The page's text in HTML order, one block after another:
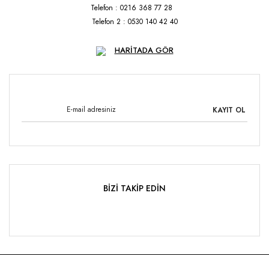
Telefon : 0216 368 77 28
Telefon 2 : 0530 140 42 40
HARİTADA GÖR
KAYIT OL
BİZİ TAKİP EDİN